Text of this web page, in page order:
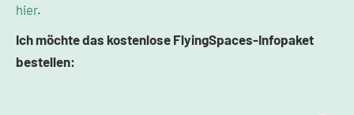
hier.
Ich möchte das kostenlose FlyingSpaces-Infopaket
bestellen: